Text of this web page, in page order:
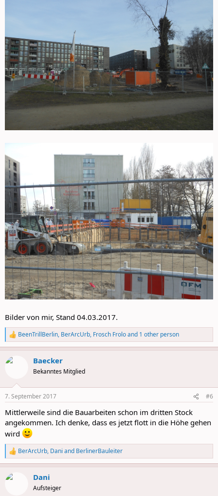
Bilder von mir, Stand 04.03.2017.
R
e
a
c
s
BeenTrillBerlin, BerArcUrb, Frosch Froloand 1 other person
Baecker
Bekanntes Mitglied
7. September 2017 #6
Mittlerweile sind die Bauarbeiten schon im dritten Stock
angekommen. Ich denke, dass es jetzt flott in die Höhe gehen
wird
R
e
a
c
BerArcUrb, Dani and BerlinerBauleiter
Dani
Aufsteiger